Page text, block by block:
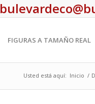
FIGURAS A TAMAÑO REAL
Usted está aquí: Inicio /